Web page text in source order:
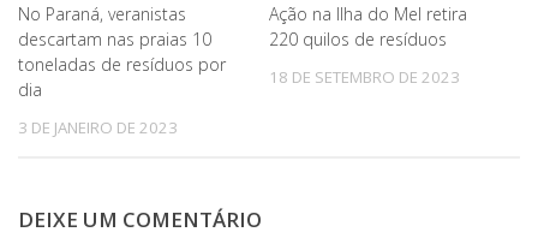
No Paraná, veranistas
descartam nas praias 10
toneladas de resíduos por
dia
3 DE JANEIRO DE 2023
Ação na Ilha do Mel retira
220 quilos de resíduos
18 DE SETEMBRO DE 2023
DEIXE UM COMENTÁRIO